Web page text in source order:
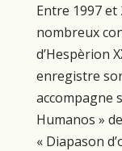
Entre 1997 et
nombreux
d’Hespèrion
enregistre
accompagne
Humanos »
« Diapason